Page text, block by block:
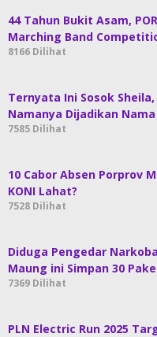
44 Tahun Bukit Asam,
Marching Band
8166 Dilihat
Ternyata Ini Sosok
Namanya Dijadikan
7585 Dilihat
10 Cabor Absen Porprov
KONI Lahat?
7528 Dilihat
Diduga Pengedar
Maung ini Simpan 30
7369 Dilihat
PLN Electric Run 2025